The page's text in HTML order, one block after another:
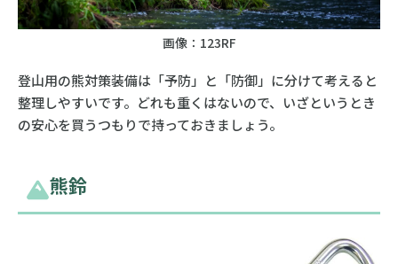
画像：123RF
登山用の熊対策装備は「予防」と「防御」に分けて考えると
整理しやすいです。どれも重くはないので、いざというとき
の安心を買うつもりで持っておきましょう。
熊鈴